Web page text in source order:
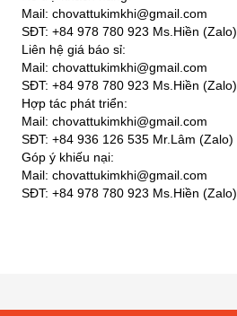
Mail: chovattukimkhi@gmail.com
SĐT: +84 978 780 923 Ms.Hiền (Zalo)
Liên hệ giá báo sỉ:
Mail: chovattukimkhi@gmail.com
SĐT: +84 978 780 923 Ms.Hiền (Zalo)
Hợp tác phát triển:
Mail: chovattukimkhi@gmail.com
SĐT: +84 936 126 535 Mr.Lâm (Zalo)
Góp ý khiếu nại:
Mail: chovattukimkhi@gmail.com
SĐT: +84 978 780 923 Ms.Hiền (Zalo)